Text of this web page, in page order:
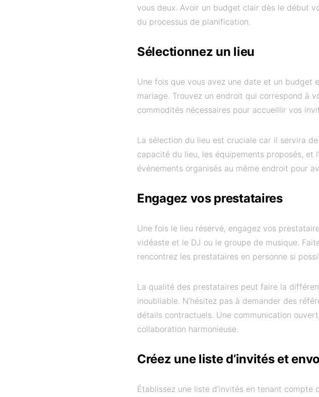
vous deux. Avoir un budget clair dès le début
du processus de planification.
Sélectionnez un lieu
Une fois que vous avez une date et un budget
mariage. Trouvez un endroit qui correspond à
commodités nécessaires pour accueillir vos
La sélection du lieu est cruciale car il servira
capacité du lieu, les équipements proposés, et
événements organisés au même endroit pour
Engagez vos prestataires
Une fois le lieu réservé, engagez vos
vidéaste et le DJ ou le groupe de musique.
rencontrez les prestataires en personne si
La qualité des prestataires peut faire la
inoubliable. N’hésitez pas à demander des
détails contractuels. Une communication
collaboration harmonieuse.
Créez une liste d’invités et
Établissez une liste d’invités en tenant